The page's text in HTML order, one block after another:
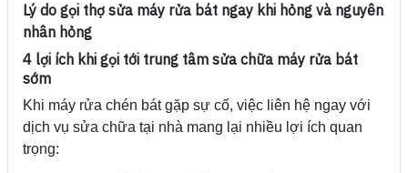
Lý do gọi thợ sửa máy rửa bát ngay khi hỏng và nguyên
nhân hỏng
4 lợi ích khi gọi tới trung tâm sửa chữa máy rửa bát
sớm
Khi máy rửa chén bát gặp sự cố, việc liên hệ ngay với
dịch vụ sửa chữa tại nhà mang lại nhiều lợi ích quan
trọng: